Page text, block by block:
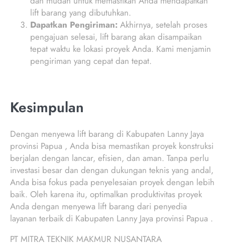
lift barang yang dibutuhkan.
Dapatkan Pengiriman: Akhirnya, setelah proses
pengajuan selesai, lift barang akan disampaikan
tepat waktu ke lokasi proyek Anda. Kami menjamin
pengiriman yang cepat dan tepat.
Kesimpulan
Dengan menyewa lift barang di Kabupaten Lanny Jaya
provinsi Papua , Anda bisa memastikan proyek konstruksi
berjalan dengan lancar, efisien, dan aman. Tanpa perlu
investasi besar dan dengan dukungan teknis yang andal,
Anda bisa fokus pada penyelesaian proyek dengan lebih
baik. Oleh karena itu, optimalkan produktivitas proyek
Anda dengan menyewa lift barang dari penyedia
layanan terbaik di Kabupaten Lanny Jaya provinsi Papua .
PT MITRA TEKNIK MAKMUR NUSANTARA